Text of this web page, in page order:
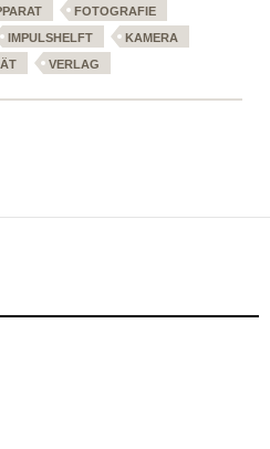
FOTOGRAFIE
IMPULSHELFT
KAMERA
VERLAG